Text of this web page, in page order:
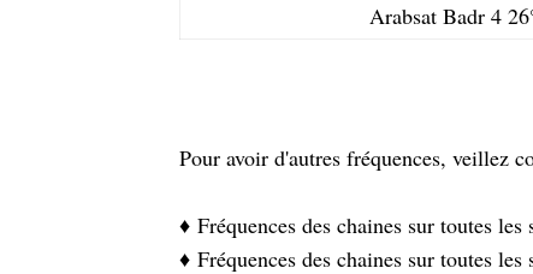
Arabsat Badr 4
Pour avoir d'autres fréquences, veillez
♦️Fréquences des chaines sur toutes les
♦️Fréquences des chaines sur toutes les